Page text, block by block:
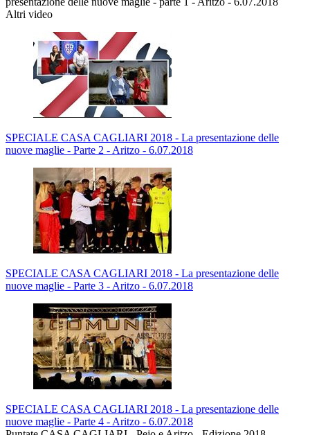
Altri video
SPECIALE CASA CAGLIARI 2018 - La presentazione delle
nuove maglie - Parte 2 - Aritzo - 6.07.2018
SPECIALE CASA CAGLIARI 2018 - La presentazione delle
nuove maglie - Parte 3 - Aritzo - 6.07.2018
SPECIALE CASA CAGLIARI 2018 - La presentazione delle
nuove maglie - Parte 4 - Aritzo - 6.07.2018